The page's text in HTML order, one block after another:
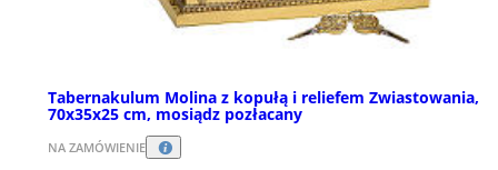
Tabernakulum Molina z kopułą i reliefem Zwiastowania,
70x35x25 cm, mosiądz pozłacany
NA ZAMÓWIENIE